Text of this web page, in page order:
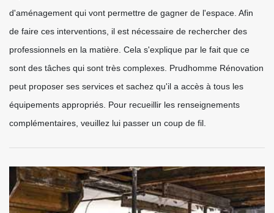
d'aménagement qui vont permettre de gagner de l'espace. Afin
de faire ces interventions, il est nécessaire de rechercher des
professionnels en la matière. Cela s'explique par le fait que ce
sont des tâches qui sont très complexes. Prudhomme Rénovation
peut proposer ses services et sachez qu'il a accès à tous les
équipements appropriés. Pour recueillir les renseignements
complémentaires, veuillez lui passer un coup de fil.